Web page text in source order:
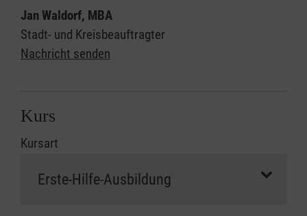
Berufsgenossenschaften (z.B. die
Berufsgenossenschaft Nahrungsmittel und
Gastgewerbe sowie die Berufsgenossenchaft
Abrechnungsformulare bestehen, welche ggf.
zunächst bei Ihrer Berufsgenossenschaft
in diesen Fällen vorab Kontakt mit Ihrer
Jan Waldorf, MBA
Stadt- und Kreisbeauftragter
Nachricht senden
Kurs
Kursart